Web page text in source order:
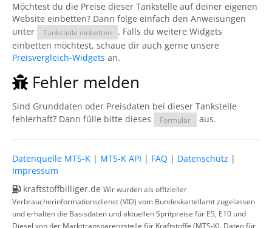
Möchtest du die Preise dieser Tankstelle auf deiner eigenen
Website einbetten? Dann folge einfach den Anweisungen
unter
Tankstelle einbetten
. Falls du weitere Widgets
einbetten möchtest, schaue dir auch gerne unsere
Preisvergleich-Widgets an.
Fehler melden
Sind Grunddaten oder Preisdaten bei dieser Tankstelle
fehlerhaft? Dann fülle bitte dieses
Formular aus.
Datenquelle MTS-K | MTS-K API | FAQ | Datenschutz |
Impressum
kraftstoffbilliger.de Wir wurden als offizieller
Verbraucherinformationsdienst (VID) vom Bundeskartellamt zugelassen
und erhalten die Basisdaten und aktuellen Spritpreise für E5, E10 und
Diesel von der Markttransparenzstelle für Kraftstoffe (MTS-K). Daten für